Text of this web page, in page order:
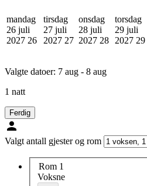
mandag
26 juli
2027 26
tirsdag
27 juli
2027 27
onsdag
28 juli
2027 28
torsdag
29 juli
2027 29
Valgte datoer: 7 aug - 8 aug
1 natt
Ferdig
Valgt antall gjester og rom
Rom 1
Voksne